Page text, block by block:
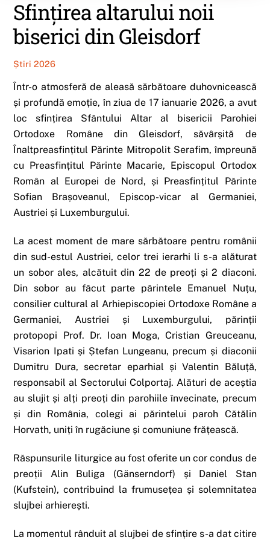
Sfințirea altarului noii
biserici din Gleisdorf
Știri 2026
Într-o atmosferă de aleasă sărbătoare duhovnicească
și profundă emoție, în ziua de 17 ianuarie 2026, a avut
loc sfințirea Sfântului Altar al bisericii Parohiei
Ortodoxe Române din Gleisdorf, săvârșită de
Înaltpreasfințitul Părinte Mitropolit Serafim, împreună
cu Preasfințitul Părinte Macarie, Episcopul Ortodox
Român al Europei de Nord, și Preasfințitul Părinte
Sofian Brașoveanul, Episcop-vicar al Germaniei,
Austriei și Luxemburgului.
La acest moment de mare sărbătoare pentru românii
din sud-estul Austriei, celor trei ierarhi li s-a alăturat
un sobor ales, alcătuit din 22 de preoți și 2 diaconi.
Din sobor au făcut parte părintele Emanuel Nuțu,
consilier cultural al Arhiepiscopiei Ortodoxe Române a
Germaniei, Austriei și Luxemburgului, părinții
protopopi Prof. Dr. Ioan Moga, Cristian Greuceanu,
Visarion Ipati și Ștefan Lungeanu, precum și diaconii
Dumitru Dura, secretar eparhial și Valentin Băluță,
responsabil al Sectorului Colportaj. Alături de aceștia
au slujit și alți preoți din parohiile învecinate, precum
și din România, colegi ai părintelui paroh Cătălin
Horvath, uniți în rugăciune și comuniune frățească.
Răspunsurile liturgice au fost oferite un cor condus de
preoții Alin Buliga (Gänserndorf) și Daniel Stan
(Kufstein), contribuind la frumusețea și solemnitatea
slujbei arhierești.
La momentul rânduit al slujbei de sfințire s-a dat citire